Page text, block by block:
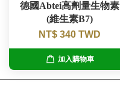
德國Abtei高劑量生物素
(維生素B7)
NT$ 340 TWD
加入購物車